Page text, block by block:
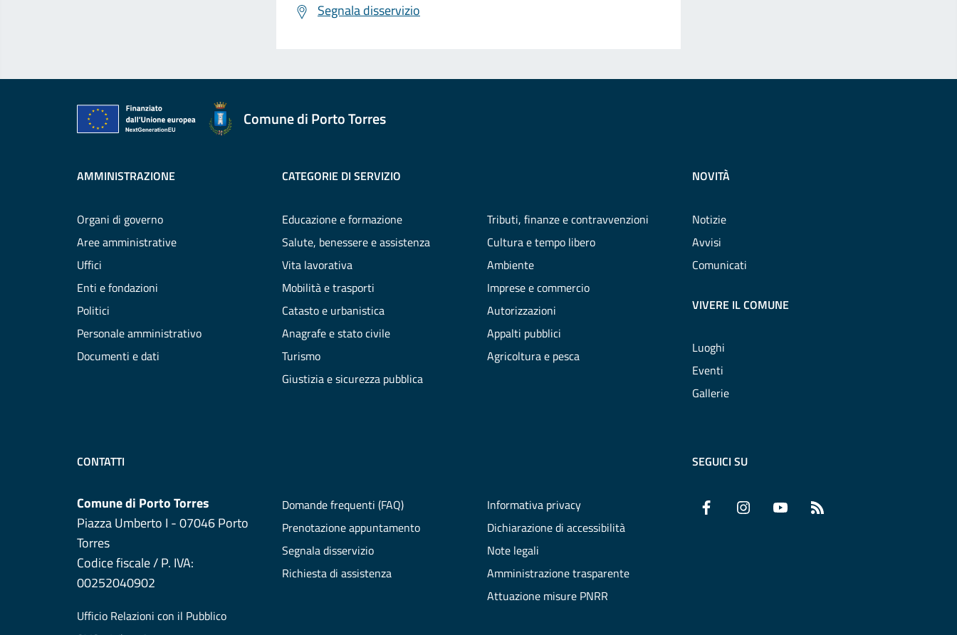
Segnala disservizio
Comune di Porto Torres
AMMINISTRAZIONE
Organi di governo
Aree amministrative
Uffici
Enti e fondazioni
Politici
Personale amministrativo
Documenti e dati
CATEGORIE DI SERVIZIO
Educazione e formazione
Salute, benessere e assistenza
Vita lavorativa
Mobilità e trasporti
Catasto e urbanistica
Anagrafe e stato civile
Turismo
Giustizia e sicurezza pubblica
Tributi, finanze e contravvenzioni
Cultura e tempo libero
Ambiente
Imprese e commercio
Autorizzazioni
Appalti pubblici
Agricoltura e pesca
NOVITÀ
Notizie
Avvisi
Comunicati
VIVERE IL COMUNE
Luoghi
Eventi
Gallerie
CONTATTI
Comune di Porto Torres
Piazza Umberto I - 07046 Porto
Torres
Codice fiscale / P. IVA:
00252040902
Ufficio Relazioni con il Pubblico
Domande frequenti (FAQ)
Prenotazione appuntamento
Segnala disservizio
Richiesta di assistenza
Informativa privacy
Dichiarazione di accessibilità
Note legali
Amministrazione trasparente
Attuazione misure PNRR
SEGUICI SU
Facebook InstagramYouTube